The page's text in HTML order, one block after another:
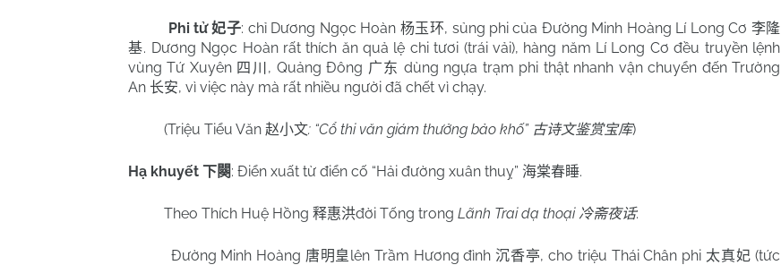
Phi tử妃子: chỉ Dương Ngọc Hoàn 杨玉环, sủng phi của Đường Minh Hoàng Lí Long Cơ 李隆
基. Dương Ngọc Hoàn rất thích ăn quả lệ chi tươi (trái vải), hàng năm Lí Long Cơ đều truyền lệnh
vùng Tứ Xuyên 四川 , Quảng Đông 广东 dùng ngựa trạm phi thật nhanh vận chuyển đến Trường
An 长安, vì việc này mà rất nhiều người đã chết vì chạy.
(Triệu Tiểu Văn 赵小文: “Cổ thi văn giám thưởng bảo khố” 古诗文鉴赏宝库)
Hạ khuyết 下闋: Điển xuất từ điển cố “Hải đường xuân thuỵ” 海棠春睡.
Theo Thích Huệ Hồng 释惠洪đời Tống trong Lãnh Trai dạ thoại 冷斋夜话:
Đường Minh Hoàng 唐明皇 lên Trầm Hương đình沉香亭, cho triệu Thái Chân phi 太真妃 (tức